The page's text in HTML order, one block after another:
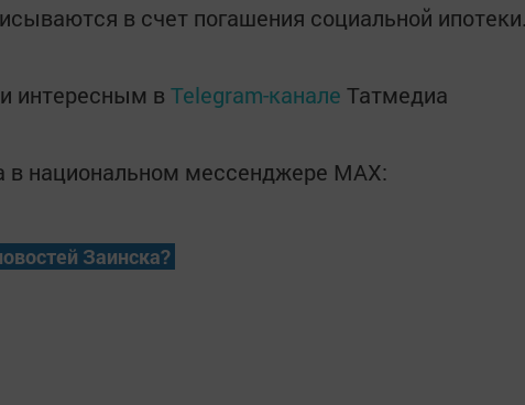
в счет погашения социальной ипотеки.
интересным в Telegram-канале Татмедиа
в национальном мессенджере MАХ:
Заинска?